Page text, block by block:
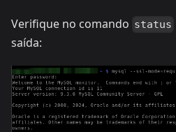
Verifique no comando status
saída: